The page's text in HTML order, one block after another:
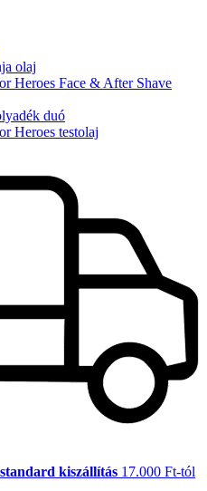
olaj
Face & After Shave
duó
Heroes testolaj
kiszállítás 17.000 Ft-tól